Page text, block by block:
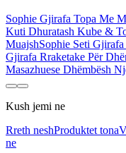
Sophie Gjirafa Topa Me
Kuti Dhuratash Kube &
MuajshSophie Seti
Gjirafa Rraketake Për
Masazhuese Dhëmbësh
Kush jemi ne
Rreth neshProduktet tona
ne